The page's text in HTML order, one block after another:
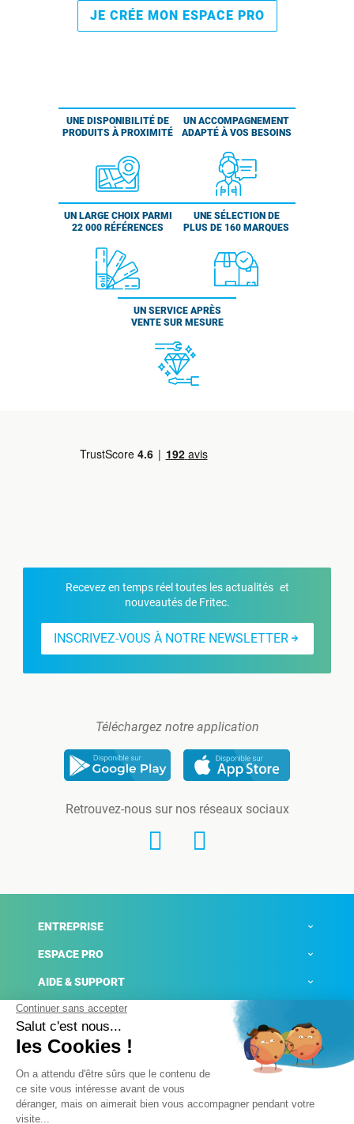
JE CRÉE MON ESPACE PRO
UNE DISPONIBILITÉ DE
PRODUITS À PROXIMITÉ
UN ACCOMPAGNEMENT
ADAPTÉ À VOS BESOINS
UN LARGE CHOIX PARMI
22 000 RÉFÉRENCES
UNE SÉLECTION DE
PLUS DE 160 MARQUES
UN SERVICE APRÈS
VENTE SUR MESURE
Recevez en temps réel toutes les actualités et
nouveautés de Fritec.
INSCRIVEZ-VOUS À NOTRE NEWSLETTER
Téléchargez notre application
Retrouvez-nous sur nos réseaux sociaux
ENTREPRISE
ESPACE PRO
AIDE & SUPPORT
ACTUALITÉS
Mentions légales